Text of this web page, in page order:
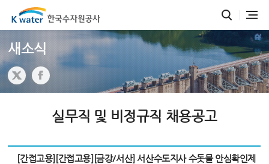
새소식
실무직 및 비정규직 채용공고
[간접고용][간접고용][금강/서산] 서산수도지사 수돗물 안심확인제